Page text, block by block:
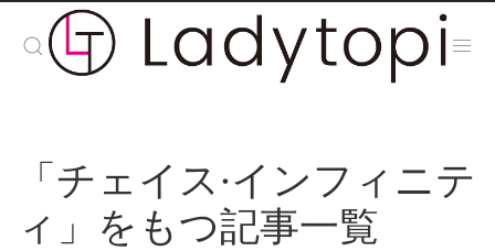
「チェイス·インフィニテ
ィ」をもつ記事一覧